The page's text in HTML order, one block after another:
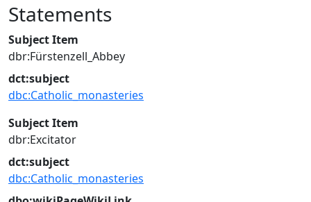
Statements
Subject Item
dbr:Fürstenzell_Abbey
dct:subject
dbc:Catholic_monasteries
Subject Item
dbr:Excitator
dct:subject
dbc:Catholic_monasteries